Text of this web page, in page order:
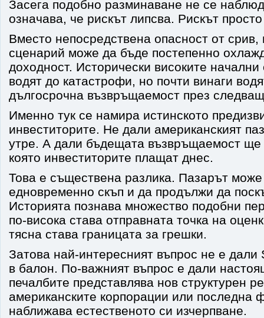
Засега подобно разминаване не се
означава, че рискът липсва. Рискът
Вместо непосредствена опасност от срив,
сценарий може да бъде постепенно
доходност. Исторически високите
водят до катастрофи, но почти винаги
дългосрочна възвръщаемост през
Именно тук се намира истинското
инвеститорите. Не дали американският
утре. А дали бъдещата възвръщаемост ще
която инвеститорите плащат днес.
Това е съществена разлика. Пазарът
едновременно скъп и да продължи да
Историята познава множество подобни
по-висока става отправната точка на
тясна става границата за грешки.
Затова най-интересният въпрос не е
в балон. По-важният въпрос е дали
печалбите представлява нов структурен
американските корпорации или последна
наближава естественото си изчерпване.